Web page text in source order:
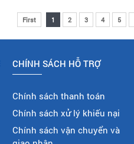
First 1 2 3 4 5
CHÍNH SÁCH HỖ TRỢ
Chính sách thanh toán
Chính sách xử lý khiếu nại
Chính sách vận chuyển và